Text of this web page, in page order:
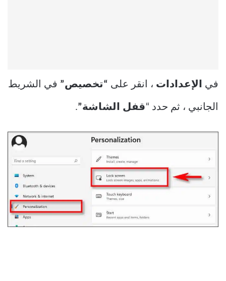
في الإعدادات ، انقر على “تخصيص” في الشريط
الجانبي ، ثم حدد “قفل الشاشة”.